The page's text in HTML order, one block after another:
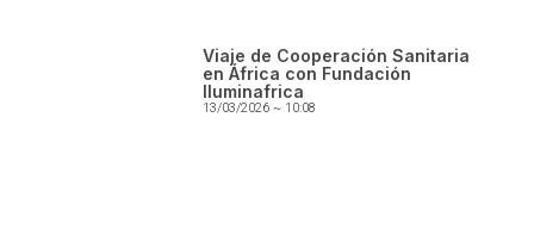
Viaje de Cooperación Sanitaria
en África con Fundación
Iluminafrica
13/03/2026 10:08